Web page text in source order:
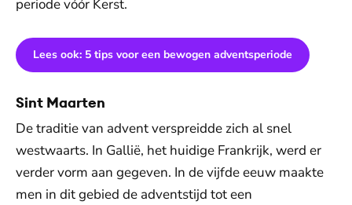
periode vóór Kerst.
Lees ook: 5 tips voor een bewogen adventsperiode
Sint Maarten
De traditie van advent verspreidde zich al snel
westwaarts. In Gallië, het huidige Frankrijk, werd er
verder vorm aan gegeven. In de vijfde eeuw maakte
men in dit gebied de adventstijd tot een